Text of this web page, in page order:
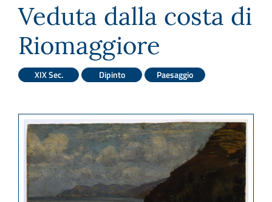
Veduta dalla costa di
Riomaggiore
XIX Sec. Dipinto Paesaggio